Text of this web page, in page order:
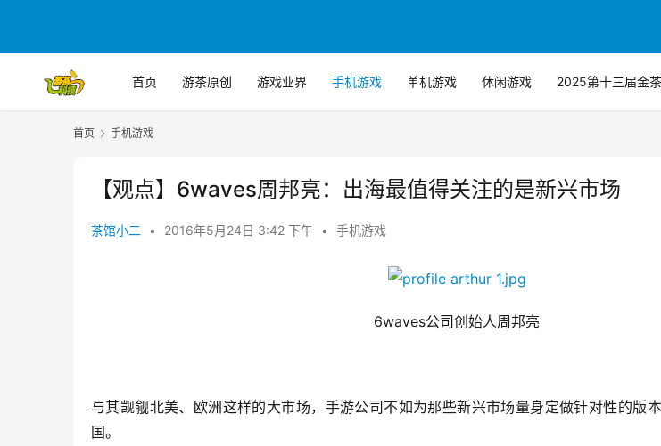
首页 游茶原创 游戏业界 手机游戏 单机游戏 休闲游戏 2025第十三届金
首页 手机游戏
【观点】6waves周邦亮：出海最值得关注的是新兴市场
茶馆小二 • 2016年5月24日 3:42 下午 • 手机游戏
6waves公司创始人周邦亮
与其觊觎北美、欧洲这样的大市场，手游公司不如为那些新兴市场量身定做针对性的版
国。